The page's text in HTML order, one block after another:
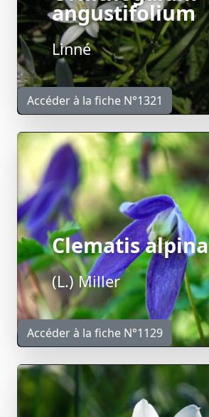
angustifolium
Linné
Accéder à la fiche N°1321
Clematis alpina
(L.) Miller
Accéder à la fiche N°1129